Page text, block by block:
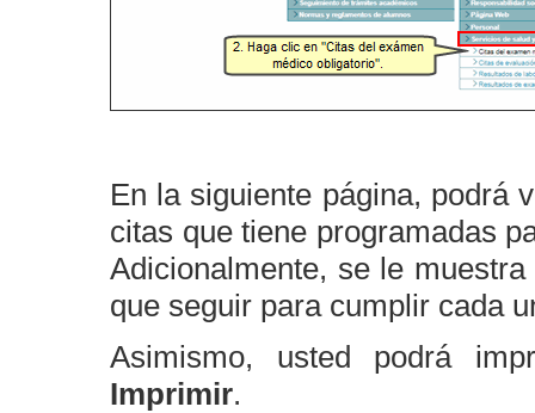
En la siguiente página, podrá
citas que tiene programadas
Adicionalmente, se le
que seguir para cumplir cada
Asimismo, usted podrá
Imprimir.